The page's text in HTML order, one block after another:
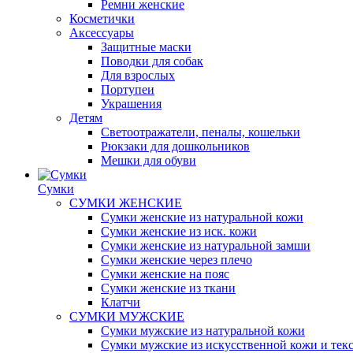
Ремни женские
Косметички
Аксессуары
Защитные маски
Поводки для собак
Для взрослых
Портупеи
Украшения
Детям
Светоотражатели, пеналы, кошельки
Рюкзаки для дошкольников
Мешки для обуви
Сумки
СУМКИ ЖЕНСКИЕ
Сумки женские из натуральной кожи
Сумки женские из иск. кожи
Сумки женские из натуральной замши
Сумки женские через плечо
Сумки женские на пояс
Сумки женские из ткани
Клатчи
СУМКИ МУЖСКИЕ
Сумки мужские из натуральной кожи
Сумки мужские из искусственной кожи и